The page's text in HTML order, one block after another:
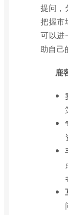
提问，
把握市
可以进
助自己
鹿